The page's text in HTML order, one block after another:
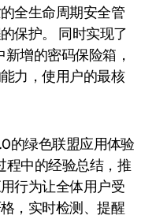
全生命周期安全管
保护。 同时实现了
增的密码保险箱，
力，使用户的最核
绿色联盟应用体验
程中的经验总结，推
行为让全体用户受
，实时检测、提醒